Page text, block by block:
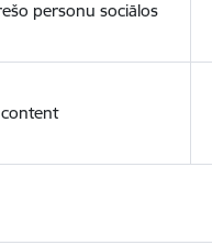
personu sociālos